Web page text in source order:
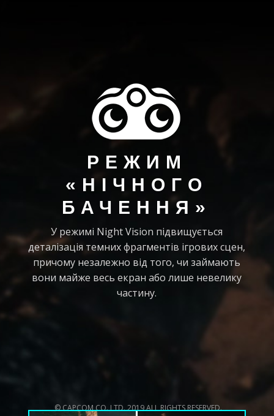
РЕЖИМ
«НІЧНОГО
БАЧЕННЯ»
У режимі Night Vision підвищується
деталізація темних фрагментів ігрових сцен,
причому незалежно від того, чи займають
вони майже весь екран або лише невелику
частину.
© CAPCOM CO.,LTD. 2019 ALL RIGHTS RESERVED.